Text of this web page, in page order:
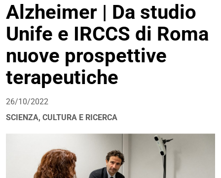
opzioni
di
condivisione
Alzheimer | Da studio
Unife e IRCCS di Roma
nuove prospettive
terapeutiche
26/10/2022
SCIENZA, CULTURA E RICERCA